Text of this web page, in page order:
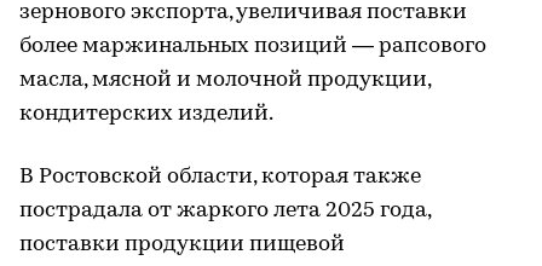
зернового экспорта, увеличивая поставки
более маржинальных позиций — рапсового
масла, мясной и молочной продукции,
кондитерских изделий.
В Ростовской области, которая также
пострадала от жаркого лета 2025 года,
поставки продукции пищевой